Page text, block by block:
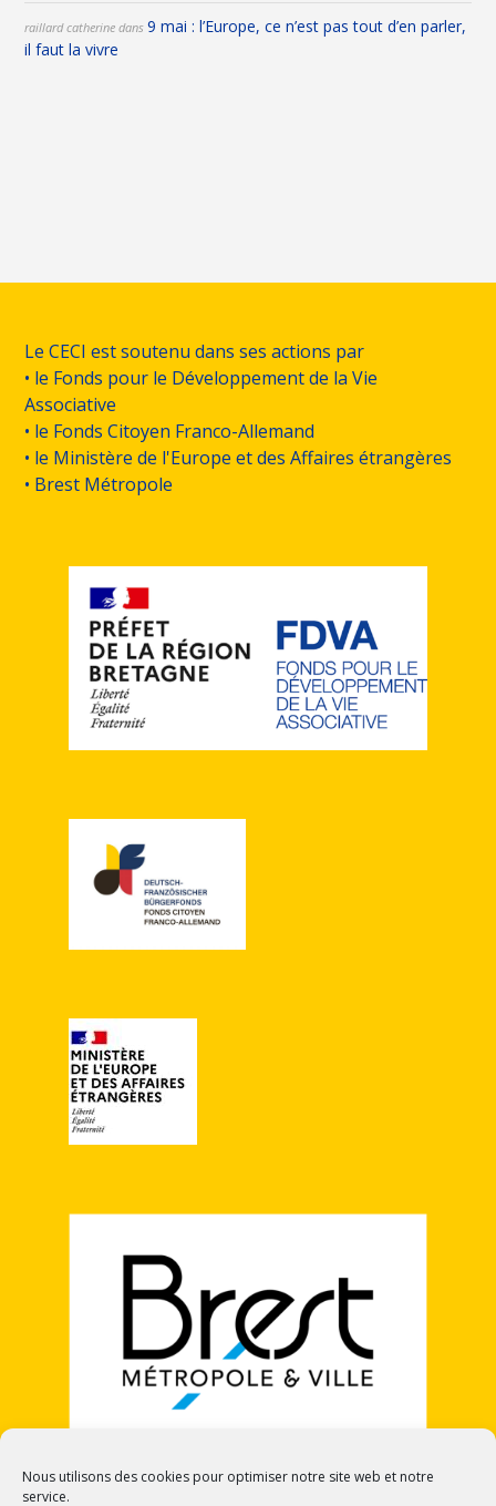
Nous utilisons des cookies pour optimiser notre site web et notre
service.
raillard catherine dans9 mai : l’Europe, ce n’est pas tout d’en parler,
il faut la vivre
Le CECI est soutenu dans ses actions par
• le Fonds pour le Développement de la Vie
Associative
• le Fonds Citoyen Franco-Allemand
• le Ministère de l'Europe et des Affaires étrangères
• Brest Métropole